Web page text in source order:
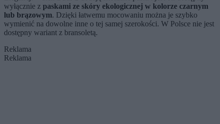
wyłącznie z paskami ze skóry ekologicznej w kolorze czarnym
lub brązowym. Dzięki łatwemu mocowaniu można je szybko
wymienić na dowolne inne o tej samej szerokości. W Polsce nie jest
dostępny wariant z bransoletą.
Reklama
Reklama